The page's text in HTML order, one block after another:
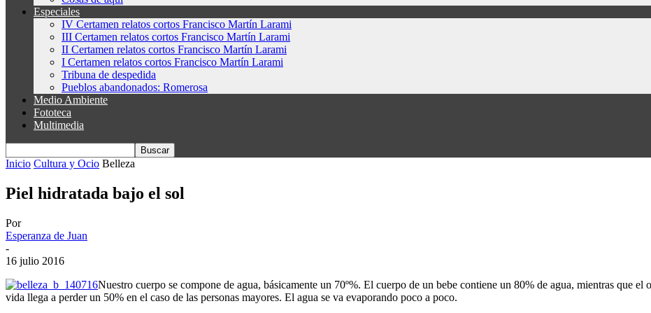
Especiales
IV Certamen relatos cortos Francisco Martín Larami
III Certamen relatos cortos Francisco Martín Larami
II Certamen relatos cortos Francisco Martín Larami
I Certamen relatos cortos Francisco Martín Larami
Tribuna de despedida
Pueblos abandonados: Romerosa
Medio Ambiente
Fototeca
Multimedia
Inicio Cultura y Ocio Belleza
Piel hidratada bajo el sol
Por
Esperanza de Juan
-
16 julio 2016
Nuestro cuerpo se compone de agua, básicamente un 70º%. El cuerpo de un bebe contiene un 80% de agua, mientras que
vida llega a perder un 50% en el caso de las personas mayores. El agua se va evaporando poco a poco.